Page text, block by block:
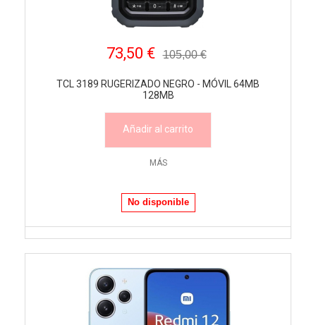
73,50 € 105,00 €
TCL 3189 RUGERIZADO NEGRO - MÓVIL 64MB
128MB
Añadir al carrito
MÁS
No disponible